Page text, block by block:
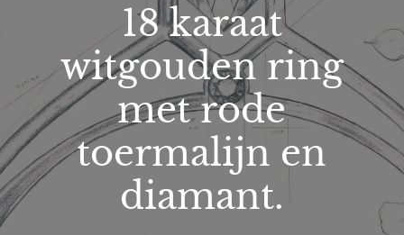
18 karaat
witgouden ring
met rode
toermalijn en
diamant.